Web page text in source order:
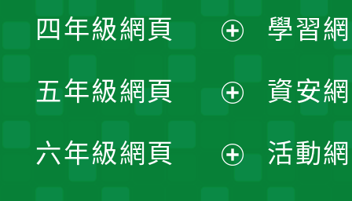
單
選
單
開
選
單
四年級網頁
開
選
五年級網頁
開
六年級網頁
學習
資安
活動